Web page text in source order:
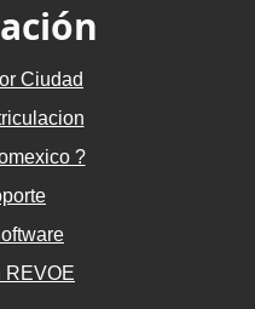
Ciudad
?
REVOE